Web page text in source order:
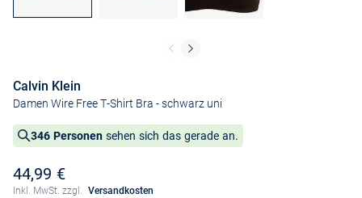
Calvin Klein
Damen Wire Free T-Shirt Bra - schwarz uni
346 Personen sehen sich das gerade an.
44,99 €
Inkl. MwSt. zzgl. Versandkosten